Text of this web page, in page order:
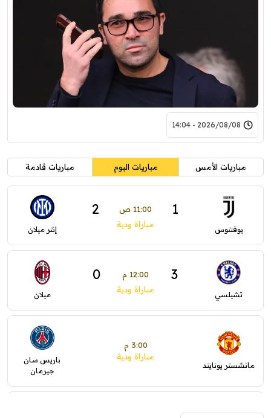
2026/08/08 - 14:04
مباريات الأمس مباريات اليوم مباريات قادمة
يوفنتوس
1 11:00 ص 2
مباراة ودية إنتر ميلان
تشيلسي
3 12:00 م 0
مباراة ودية ميلان
مانشستر يونايتد
3:00 م
مباراة ودية
باريس سان
جيرمان